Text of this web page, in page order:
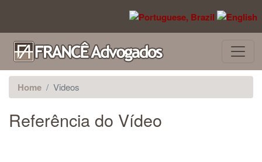
Home Videos
Referência do Vídeo